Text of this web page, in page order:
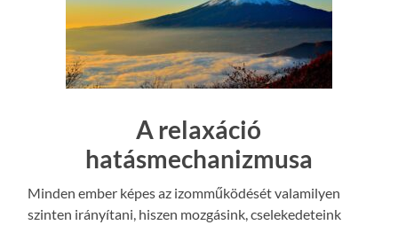
A relaxáció
hatásmechanizmusa
Minden ember képes az izomműködését valamilyen
szinten irányítani, hiszen mozgásink, cselekedeteink